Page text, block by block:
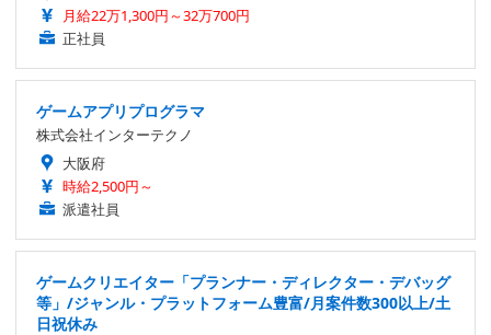
月給22万1,300円～32万700円
正社員
ゲームアプリプログラマ
株式会社インターテクノ
大阪府
時給2,500円～
派遣社員
ゲームクリエイター「プランナー・ディレクター・デバッグ
等」/ジャンル・プラットフォーム豊富/月案件数300以上/土
日祝休み